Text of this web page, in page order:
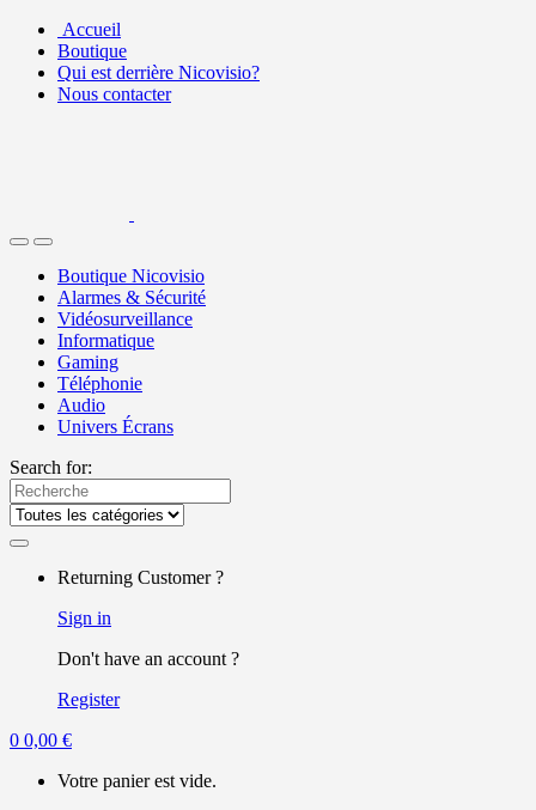
Accueil
Boutique
Qui est derrière Nicovisio?
Nous contacter
Boutique Nicovisio
Alarmes & Sécurité
Vidéosurveillance
Informatique
Gaming
Téléphonie
Audio
Univers Écrans
Search for:
Returning Customer ?
Sign in
Don't have an account ?
Register
0 0,00 €
Votre panier est vide.